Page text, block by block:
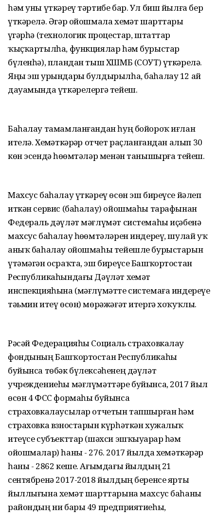
һәм уны үткәреү тәртибе бар. Ул биш йылға бер
үткәрелә. Әгәр ойошмала хеҙмәт шарттары
үҙгәрһә (технологик процестар, штаттар
ҡыҫҡартылһа, функциялар һәм бурыстар
бүленһә), пландан тыш ХШМБ (СОУТ) үткәрелә.
Яңы эш урындары булдырылһа, баһалау 12 ай
дауамында үткәрелергә тейеш.
Баһалау тамамланғандан һуң бойороҡ иғлан
ителә. Хеҙмәткәрҙәр отчет раҫланғандан алып 30
көн эсендә һөҙөмтәләр менән танышырға тейеш.
Махсус баһалау үткәреү өсөн эш биреүсе йәлеп
иткән сервис (баһалау) ойошмаһы тарафынан
Федераль дәүләт мәғлүмәт системаһы иҫәбенә
махсус баһалау һөҙөмтәләрен индереү, шулай уҡ
аныҡ баһалау ойошмаһы тейешле бурыстарын
үтәмәгән осраҡта, эш биреүсе Башҡортостан
Республикаһындағы Дәүләт хеҙмәт
инспекцияһына (мәғлүмәтте системаға индереүҙе
тәьмин итеү өсөн) мөрәжәғәт итергә хоҡуҡлы.
Рәсәй Федерацияһы Социаль страховкалау
фондының Башҡортостан Республикаһы
буйынса төбәк бүлексәһенең дәүләт
учреждениеһы мәғлүмәттәре буйынса, 2017 йыл
өсөн 4 ФСС формаһы буйынса
страховкалаусылар отчетын тапшырған һәм
страховка взностарын күрһәткән хужалыҡ
итеүсе субъекттар (шәхси эшҡыуарҙар һәм
ойошмалар) һаны - 276. 2017 йылда хеҙмәткәрҙәр
һаны - 2862 кеше. Ағымдағы йылдың 21
сентябренә 2017-2018 йылдың беренсе ярты
йыллығына хеҙмәт шарттарына махсус баһаны
райондың ни бары 49 предприятиеһы,